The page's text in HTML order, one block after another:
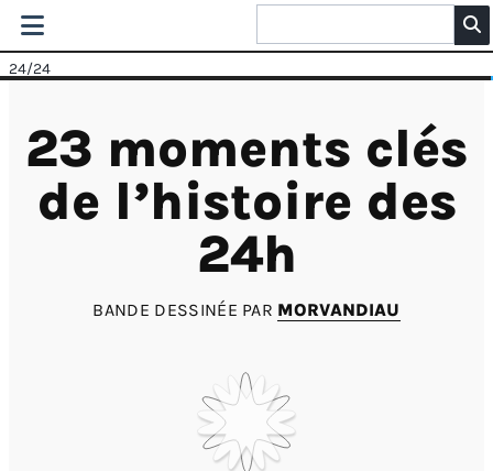
24/24
23 moments clés
de l’histoire des
24h
BANDE DESSINÉE PAR MORVANDIAU